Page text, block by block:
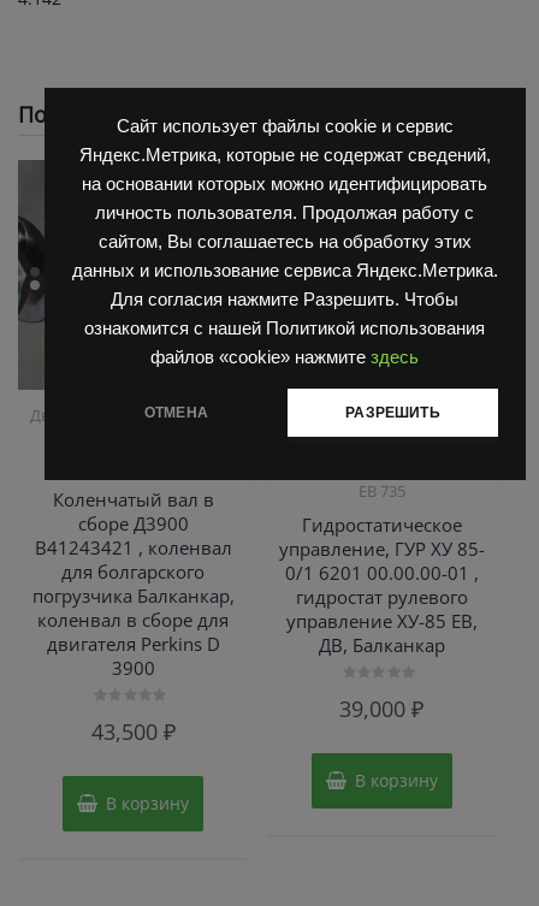
Сайт использует файлы cookie и сервис
Яндекс.Метрика, которые не содержат сведений,
на основании которых можно идентифицировать
личность пользователя. Продолжая работу с
сайтом, Вы соглашаетесь на обработку этих
данных и использование сервиса Яндекс.Метрика.
Для согласия нажмите Разрешить. Чтобы
ознакомится с нашей Политикой использования
файлов «cookie» нажмите здесь
ОТМЕНА РАЗРЕШИТЬ
Похожие
Двигатель Д3900,Запчасти
Коленчатый вал в
сборе Д3900
B41243421 , коленвал
для болгарского
погрузчика Балканкар,
коленвал в сборе для
двигателя Perkins D
3900
0
43,500 ₽
В корзину
Запчасти Балканкар
Погрузчик ДВ 1792, 1788,
ЕВ 735
Гидростатическое
управление, ГУР ХУ 85-
0/1 6201 00.00.00-01 ,
гидростат рулевого
управление ХУ-85 ЕВ,
ДВ, Балканкар
0
39,000₽
В корзину